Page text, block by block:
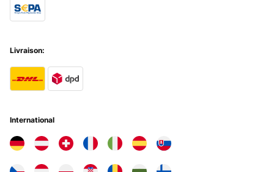
Livraison:
International